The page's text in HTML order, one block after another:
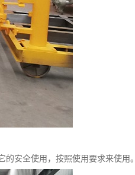
安全使用，按照使用要求来使用。